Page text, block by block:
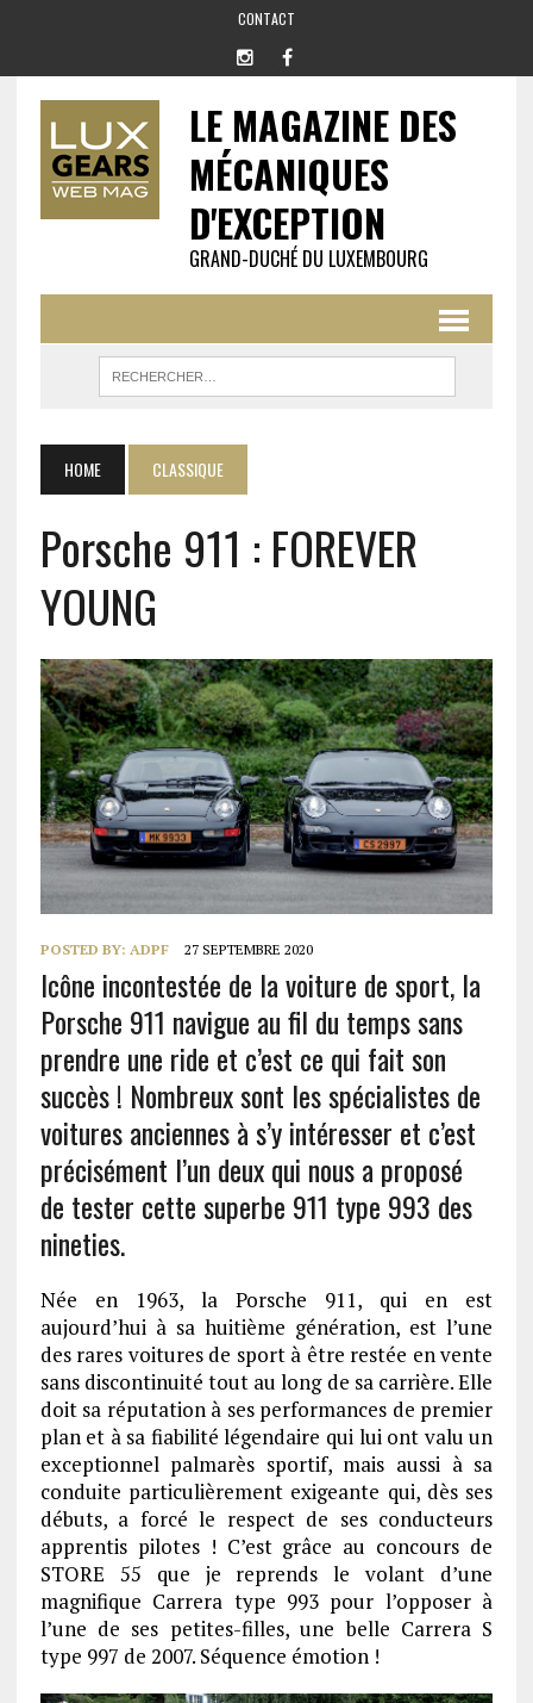
CONTACT
LE MAGAZINE DES
MÉCANIQUES
D'EXCEPTION
GRAND-DUCHÉ DU LUXEMBOURG
HOME CLASSIQUE
Porsche 911 : FOREVER
YOUNG
POSTED BY: ADPF 27 SEPTEMBRE 2020
Icône incontestée de la voiture de sport, la
Porsche 911 navigue au fil du temps sans
prendre une ride et c’est ce qui fait son
succès ! Nombreux sont les spécialistes de
voitures anciennes à s’y intéresser et c’est
précisément l’un deux qui nous a proposé
de tester cette superbe 911 type 993 des
nineties.
Née en 1963, la Porsche 911, qui en est
aujourd’hui à sa huitième génération, est l’une
des rares voitures de sport à être restée en vente
sans discontinuité tout au long de sa carrière. Elle
doit sa réputation à ses performances de premier
plan et à sa fiabilité légendaire qui lui ont valu un
exceptionnel palmarès sportif, mais aussi à sa
conduite particulièrement exigeante qui, dès ses
débuts, a forcé le respect de ses conducteurs
apprentis pilotes ! C’est grâce au concours de
STORE 55 que je reprends le volant d’une
magnifique Carrera type 993 pour l’opposer à
l’une de ses petites-filles, une belle Carrera S
type 997 de 2007. Séquence émotion !